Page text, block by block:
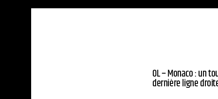
OL – Monaco : un
dernière ligne